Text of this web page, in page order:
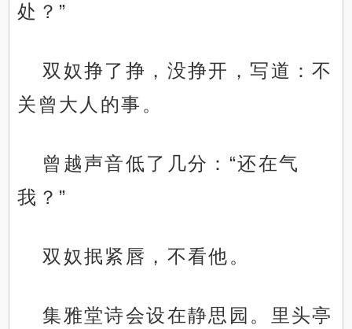
处？”
双奴挣了挣，没挣开，写道：不
关曾大人的事。
曾越声音低了几分：“还在气
我？”
双奴抿紧唇，不看他。
集雅堂诗会设在静思园。里头亭